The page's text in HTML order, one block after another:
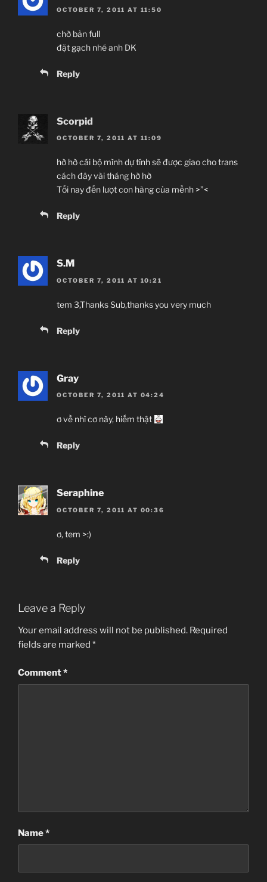
OCTOBER 7, 2011 AT 11:50
chờ bản full
đặt gạch nhé anh DK
Reply
Scorpid
OCTOBER 7, 2011 AT 11:09
hờ hờ cái bộ mình dự tính sẽ được giao cho trans
cách đây vài tháng hờ hờ
Tối nay đến lượt con hàng của mềnh >”<
Reply
S.M
OCTOBER 7, 2011 AT 10:21
tem 3,Thanks Sub,thanks you very much
Reply
Gray
OCTOBER 7, 2011 AT 04:24
ơ về nhì cơ này, hiếm thật
Reply
Seraphine
OCTOBER 7, 2011 AT 00:36
ơ, tem >:)
Reply
Leave a Reply
Your email address will not be published. Required
fields are marked *
Comment*
Name*